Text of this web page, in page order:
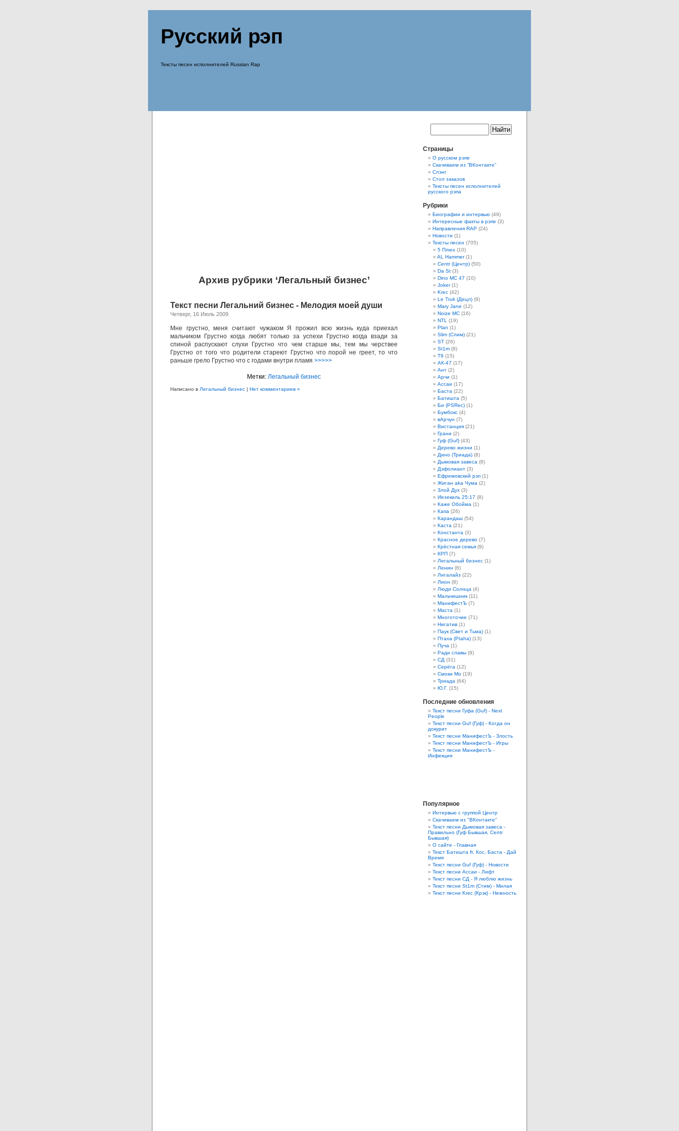
Русский рэп
Тексты песен исполнителей Russian Rap
Архив рубрики ‘Легальный бизнес’
Текст песни Легальний бизнес - Мелодия моей души
Четверг, 16 Июль 2009
Мне грустно, меня считают чужаком Я прожил всю жизнь куда приехал
мальчиком Грустно когда любят только за успехи Грустно когда взади за
спиной распускают слухи Грустно что чем старше мы, тем мы черствее
Грустно от того что родители стареют Грустно что порой не греет, то что
раньше грело Грустно что с годами внутри пламя >>>>>
Метки: Легальный бизнес
Написано в Легальный бизнес | Нет комментариев »
Страницы
О русском рэпе
Скачиваем из “ВКонтакте”
Слэнг
Стол заказов
Тексты песен исполнителей
русского рэпа
Рубрики
Биографии и интервью (49)
Интересные факты в рэпе (3)
Направления RAP (24)
Новости (1)
Тексты песен (705)
5 Плюх (10)
AL Hammer(1)
Centr (Центр) (50)
Da St (3)
Dino MC 47 (10)
Joker(1)
Krec (42)
Le Truk (Децл) (9)
Mary Jane (12)
Noize MC (16)
NTL
(19)
Plan (1)
Slim (Слим) (21)
ST (26)
St1m (8)
T9 (15)
АК-47 (17)
Ант (2)
Арчи (1)
Ассаи (17)
Баста (22)
Батишта (5)
Би (PSRec) (1)
Бумбокс (4)
вАрчун (7)
Вистанция (21)
Грани (2)
Гуф (Guf) (43)
Дерево жизни (1)
Дино (Триада) (8)
Дымовая завеса (8)
Дэфолиант (3)
Ефремовский рэп (1)
Жиган aka Чума (2)
Злой Дух (3)
Иезекиль 25:17 (8)
Каже Обойма (1)
Капа (26)
Карандаш (54)
Каста (21)
Константа (3)
Красное дерево (7)
Крёстная семья (9)
КРП (7)
Легальный бизнес (1)
Ленин (6)
Лигалайз (22)
Лион (8)
Люди Солнца (4)
Мальчишник (11)
МанифестЪ (7)
Маста (1)
Многоточие (71)
Нигатив (1)
Паук (Свет и Тьма) (1)
Птаха (Ptaha) (13)
Пуча (1)
Ради славы (9)
СД (31)
Серёга (12)
Смоки Мо (19)
Триада (64)
Ю.Г. (15)
Последние обновления
Текст песни Гуфа (Guf) - Next
People
Текст песни Guf (Гуф) - Когда он
докурит
Текст песни МанифестЪ - Злость
Текст песни МанифестЪ - Игры
Текст песни МанифестЪ -
Инфекция
Популярное
Интервью с группой Центр
Скачиваем из "ВКонтакте"
Текст песни Дымовая завеса -
Правильно (Гуф Бывшая, Centr
Бывшая)
О сайте - Главная
Текст Батишта ft. Кос, Баста - Дай
Время
Текст песни Guf (Гуф) - Новости
Текст песни Ассаи - Лифт
Текст песни СД - Я люблю жизнь
Текст песни St1m (Стим) - Милая
Текст песни Krec (Крэк) - Нежность